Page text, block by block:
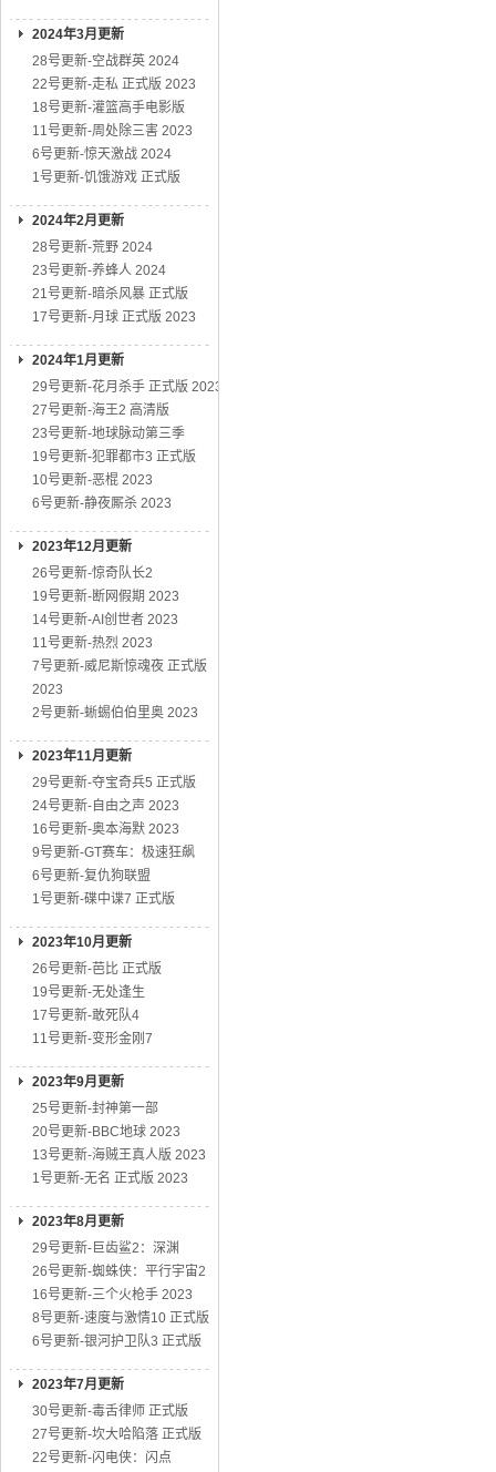
2024年3月更新
28号更新-空战群英 2024
22号更新-走私 正式版 2023
18号更新-灌篮高手电影版
11号更新-周处除三害 2023
6号更新-惊天激战 2024
1号更新-饥饿游戏 正式版
2024年2月更新
28号更新-荒野 2024
23号更新-养蜂人 2024
21号更新-暗杀风暴 正式版
17号更新-月球 正式版 2023
2024年1月更新
29号更新-花月杀手 正式版 2023
27号更新-海王2 高清版
23号更新-地球脉动第三季
19号更新-犯罪都市3 正式版
10号更新-恶棍 2023
6号更新-静夜厮杀 2023
2023年12月更新
26号更新-惊奇队长2
19号更新-断网假期 2023
14号更新-AI创世者 2023
11号更新-热烈 2023
7号更新-威尼斯惊魂夜 正式版
2023
2号更新-蜥蜴伯伯里奥 2023
2023年11月更新
29号更新-夺宝奇兵5 正式版
24号更新-自由之声 2023
16号更新-奥本海默 2023
9号更新-GT赛车：极速狂飙
6号更新-复仇狗联盟
1号更新-碟中谍7 正式版
2023年10月更新
26号更新-芭比 正式版
19号更新-无处逢生
17号更新-敢死队4
11号更新-变形金刚7
2023年9月更新
25号更新-封神第一部
20号更新-BBC地球 2023
13号更新-海贼王真人版 2023
1号更新-无名 正式版 2023
2023年8月更新
29号更新-巨齿鲨2：深渊
26号更新-蜘蛛侠：平行宇宙2
16号更新-三个火枪手 2023
8号更新-速度与激情10 正式版
6号更新-银河护卫队3 正式版
2023年7月更新
30号更新-毒舌律师 正式版
27号更新-坎大哈陷落 正式版
22号更新-闪电侠：闪点